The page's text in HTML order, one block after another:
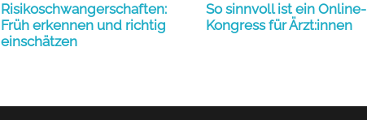
Risikoschwangerschaften:
Früh erkennen und richtig
einschätzen
So sinnvoll ist ein Online-
Kongress für Ärzt:innen